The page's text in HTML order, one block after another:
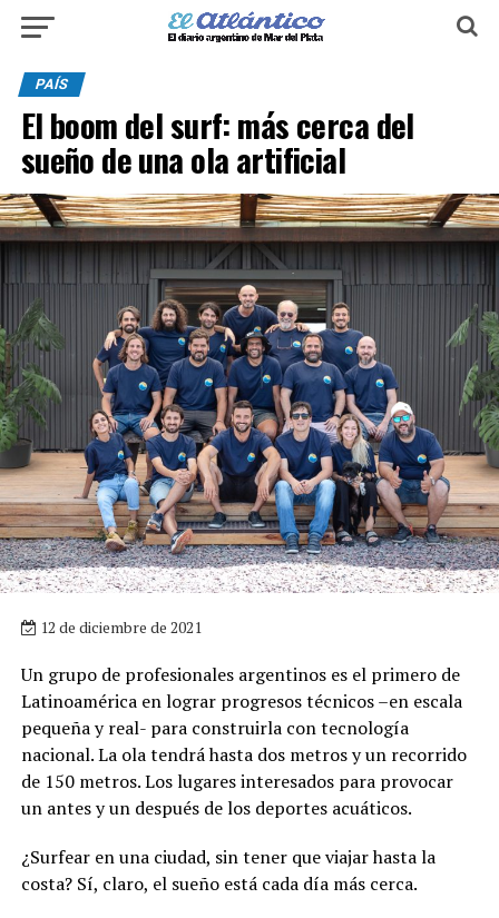
PAÍS
El boom del surf: más cerca del
sueño de una ola artificial
12 de diciembre de 2021
Un grupo de profesionales argentinos es el primero de
Latinoamérica en lograr progresos técnicos –en escala
pequeña y real- para construirla con tecnología
nacional. La ola tendrá hasta dos metros y un recorrido
de 150 metros. Los lugares interesados para provocar
un antes y un después de los deportes acuáticos.
¿Surfear en una ciudad, sin tener que viajar hasta la
costa? Sí, claro, el sueño está cada día más cerca.